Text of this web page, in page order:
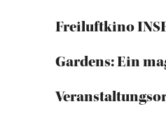
Freiluftkino
Gardens: Ein